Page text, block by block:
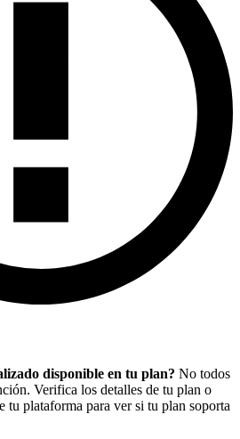
disponible en tu plan? No todos
Verifica los detalles de tu plan o
tu plataforma para ver si tu plan soporta